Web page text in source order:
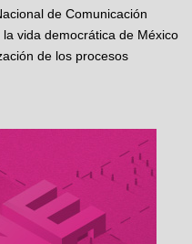
de Comunicación
vida democrática de México
de los procesos